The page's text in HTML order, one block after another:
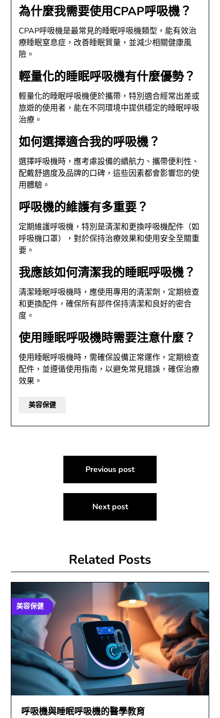
為什麼我需要使用CPAP呼吸機？
CPAP呼吸機是最常見的睡眠呼吸機類型，能有效治
療睡眠窒息症，改善睡眠質量，並減少相關健康風
險。
輕量化的睡眠呼吸機有什麼優勢？
輕量化的睡眠呼吸機便於攜帶，特別適合經常出差或
旅遊的使用者，能在不同環境中提供穩定的睡眠呼吸
治療。
如何選擇適合我的呼吸機？
選擇呼吸機時，應考慮設備的續航力、攜帶便利性、
配戴舒適度及品牌的口碑，這些因素都會影響您的使
用體驗。
呼吸機的維護有多重要？
定期維護呼吸機，特別是清潔和更換呼吸機配件（如
呼吸機口罩），對於保持治療效果和使用安全至關重
要。
我應該如何清潔我的睡眠呼吸機？
清潔睡眠呼吸機時，應使用專用的清潔劑，定期檢查
和更換配件，確保所有部件保持清潔和良好的密合
度。
使用睡眠呼吸機時需要注意什麼？
使用睡眠呼吸機時，需確保設備正常運作，定期檢查
配件，並遵循使用指南，以避免常見錯誤，確保治療
效果。
美容保健
Previous post
Next post
Related Posts
美容保健
呼吸機與睡眠呼吸機的醫學教育